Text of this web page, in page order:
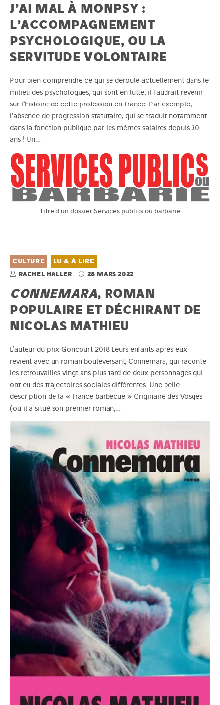
J’AI MAL À MONPSY :
L’ACCOMPAGNEMENT
PSYCHOLOGIQUE, OU LA
SERVITUDE VOLONTAIRE
Pour bien comprendre ce qui se déroule actuellement dans le
milieu des psychologues, qui sont en lutte, il faudrait revenir
sur l’histoire de cette profession en France. Par exemple,
l’absence de progression statutaire, qui se traduit notamment
dans la fonction publique par les mêmes salaires depuis 30
ans ! Un…
Titre d'un dossier Services publics ou barbarie
CULTURE LU & À LIRE
RACHEL HALLER 28 MARS 2022
CONNEMARA, ROMAN
POPULAIRE ET DÉCHIRANT DE
NICOLAS MATHIEU
L’auteur du prix Goncourt 2018 Leurs enfants après eux
revient avec un roman bouleversant, Connemara, qui raconte
les retrouvailles vingt ans plus tard de deux personnages qui
ont eu des trajectoires sociales différentes. Une belle
description de la « France barbecue » Originaire des Vosges
(où il a situé son premier roman,…